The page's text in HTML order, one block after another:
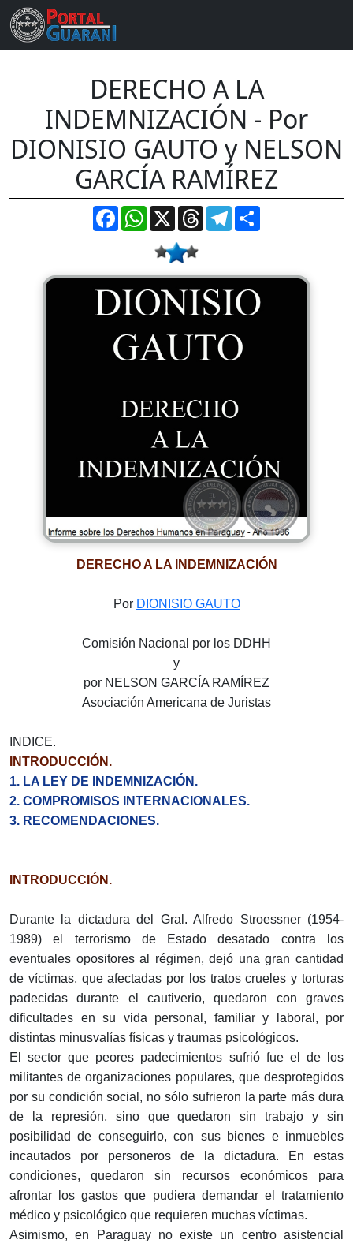
DERECHO A LA
INDEMNIZACIÓN - Por
DIONISIO GAUTO y NELSON
GARCÍA RAMÍREZ
FacebookWhatsApp
X ThreadsTelegram
DERECHO A LA INDEMNIZACIÓN
Por DIONISIO GAUTO
Comisión Nacional por los DDHH
y
por NELSON GARCÍA RAMÍREZ
Asociación Americana de Juristas
INDICE.
INTRODUCCIÓN.
1. LA LEY DE INDEMNIZACIÓN.
2. COMPROMISOS INTERNACIONALES.
3. RECOMENDACIONES.
INTRODUCCIÓN.
Durante la dictadura del Gral. Alfredo Stroessner (1954-
1989) el terrorismo de Estado desatado contra los
eventuales opositores al régimen, dejó una gran cantidad
de víctimas, que afectadas por los tratos crueles y torturas
padecidas durante el cautiverio, quedaron con graves
dificultades en su vida personal, familiar y laboral, por
distintas minusvalías físicas y traumas psicológicos.
El sector que peores padecimientos sufrió fue el de los
militantes de organizaciones populares, que desprotegidos
por su condición social, no sólo sufrieron la parte más dura
de la represión, sino que quedaron sin trabajo y sin
posibilidad de conseguirlo, con sus bienes e inmuebles
incautados por personeros de la dictadura. En estas
condiciones, quedaron sin recursos económicos para
afrontar los gastos que pudiera demandar el tratamiento
médico y psicológico que requieren muchas víctimas.
Asimismo, en Paraguay no existe un centro asistencial